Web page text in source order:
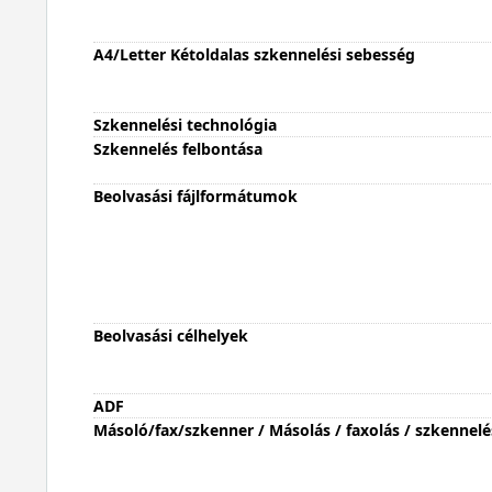
A4/Letter Kétoldalas szkennelési sebesség
Szkennelési technológia
Szkennelés felbontása
Beolvasási fájlformátumok
Beolvasási célhelyek
ADF
Másoló/fax/szkenner / Másolás / faxolás /